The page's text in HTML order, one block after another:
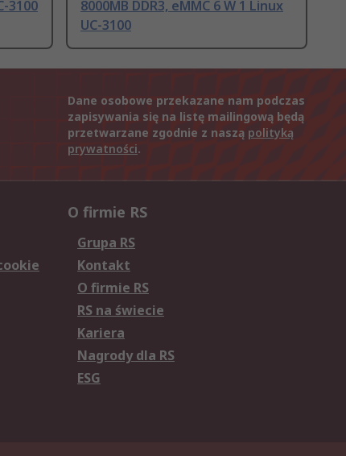
3100
8000MB DDR3, eMMC 6 W 1 Linux
UC-3100
Dane osobowe przekazane nam podczas
zapisywania się na listę mailingową będą
przetwarzane zgodnie z naszą polityką
prywatności.
O firmie RS
Grupa RS
Kontakt
O firmie RS
RS na świecie
Kariera
Nagrody dla RS
ESG